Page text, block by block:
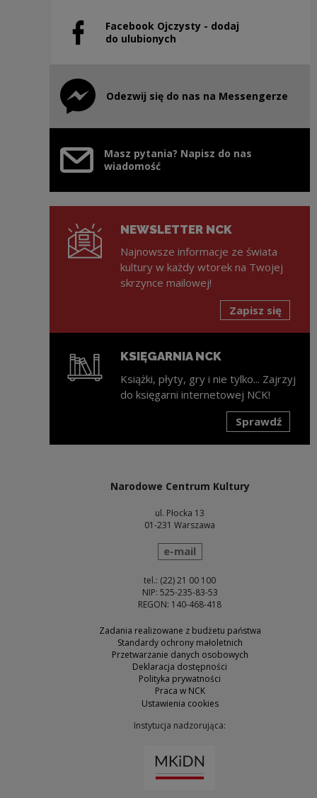
Facebook Ojczysty - dodaj
do ulubionych
Uwaga, link zostanie otwarty w nowym oknie
Odezwij się do nas na Messengerze
Uwaga, link zostanie otwarty w nowym oknie
Masz pytania? Napisz do nas
wiadomość
NEWSLETTER NCK
Najnowsze informacje ze świata
kultury w każdy wtorek na Twojej
skrzynce mailowej!
Zapisz się
KSIĘGARNIA NCK
Książki, płyty, gry i nie tylko... Zajrzyj
do księgarni internetowej NCK!
Sprawdź
Narodowe Centrum Kultury
ul. Płocka 13
01-231 Warszawa
wyślij wiadomość
e-mail
tel.: (22) 21 00 100
NIP: 525-235-83-53
REGON: 140-468-418
Zadania realizowane z budżetu państwa
Standardy ochrony małoletnich
Przetwarzanie danych osobowych
Deklaracja dostępności
Polityka prywatności
Praca w NCK
Ustawienia cookies
Instytucja nadzorująca: